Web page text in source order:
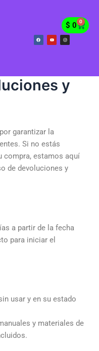
$ 0 0
Cart
F
a
c
Y
o
u
I
n
s
y
garantizar la
Si no estás
compra, estamos aquí
de devoluciones y
a partir de la fecha
para iniciar el
usar y en su estado
y materiales de